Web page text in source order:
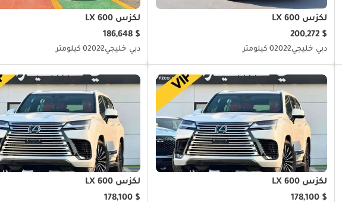
لكزس LX 600
$ 200,272
دبي خليجي20220 كيلومتر
لكزس LX 600
$ 186,648
دبي خليجي20220 كيلومتر
لكزس LX 600
$ 178,100
لكزس LX 600
$ 178,100